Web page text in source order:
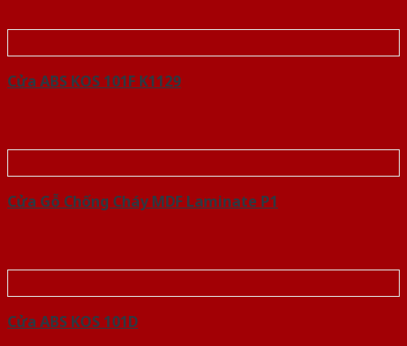
Cửa ABS KOS 101F K1129
Cửa Gỗ Chống Cháy MDF Laminate P1
Cửa ABS KOS 101D